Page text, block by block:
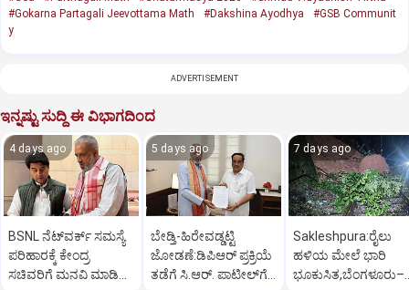
#Gokarna Partagali Jeevottama Math
#Dakshina Ayodhya
#GSB Communit
y
ADVERTISEMENT
ಇನ್ನಷ್ಟು ಸುದ್ದಿ ಈ ವಿಭಾಗದಿಂದ
4 days ago
BSNL ನೆಟ್‌ವರ್ಕ್ ಸಮಸ್ಯೆ
ಪರಿಹಾರಕ್ಕೆ ಕೇಂದ್ರ
ಸಚಿವರಿಗೆ ಮನವಿ ಮಾಡಿದ
5 days ago
ಬೇಡ್ತಿ-ಹಿರೇವಡ್ಡಟ್ಟಿ
ಜೋಡಣೆ:ಡಿಪಿಆರ್‌ ಪ್ರಕ್ರಿಯೆ
ತಡೆಗೆ ಸಿ.ಆರ್. ಪಾಟೀಲ್‌ಗೆ
7 days ago
Sakleshpura:ರೈಲು
ಹಳಿಯ ಮೇಲೆ ಭಾರಿ
ಭೂಕುಸಿತ,ಬೆಂಗಳೂರು–